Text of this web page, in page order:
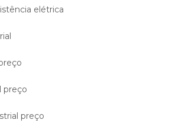
elétrica
preço
preço